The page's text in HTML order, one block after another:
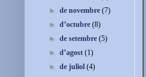
►de novembre(7)
►d’octubre(8)
►de setembre(5)
►d’agost(1)
►de juliol(4)